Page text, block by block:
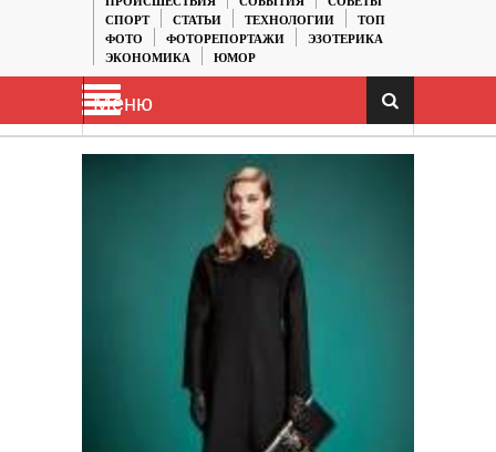
СПОРТ
СТАТЬИ ТЕХНОЛОГИИ
ТОП
ФОТО
ФОТОРЕПОРТАЖИ
ЭЗОТЕРИКА
ЭКОНОМИКА
ЮМОР
Меню